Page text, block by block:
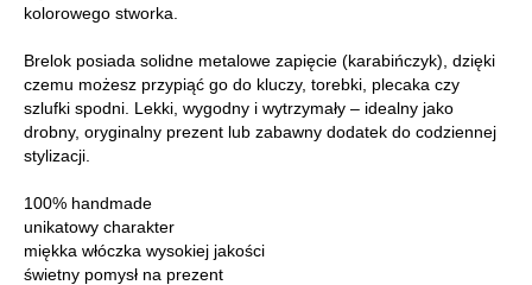
kolorowego stworka.
Brelok posiada solidne metalowe zapięcie (karabińczyk), dzięki
czemu możesz przypiąć go do kluczy, torebki, plecaka czy
szlufki spodni. Lekki, wygodny i wytrzymały – idealny jako
drobny, oryginalny prezent lub zabawny dodatek do codziennej
stylizacji.
100% handmade
unikatowy charakter
miękka włóczka wysokiej jakości
świetny pomysł na prezent